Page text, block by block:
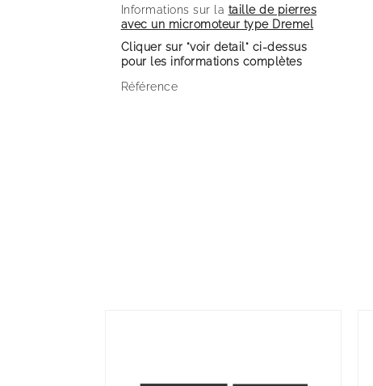
Informations sur la taille de pierres
avec un micromoteur type Dremel
Cliquer sur "voir detail" ci-dessus
pour les informations complètes
Référence